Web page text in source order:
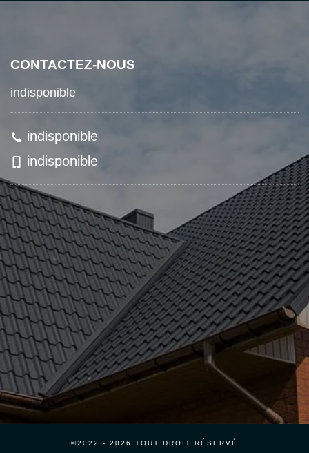
CONTACTEZ-NOUS
indisponible
indisponible
indisponible
©2022 - 2026 TOUT DROIT RÉSERVÉ